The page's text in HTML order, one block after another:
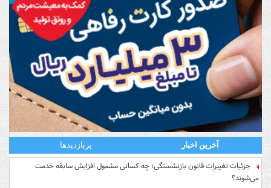
آخرین اخبار پربازدیدها
جزئیات تغییرات قانون بازنشستگی؛ چه کسانی مشمول افزایش سابقه خدمت
می‌شوند؟